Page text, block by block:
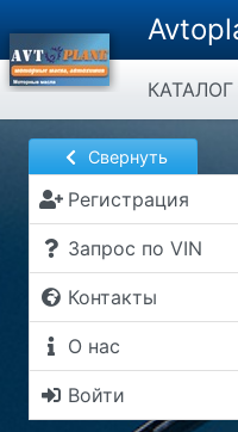
КАТАЛОГ
Свернуть
Регистрация
Запрос по VIN
Контакты
О нас
Войти